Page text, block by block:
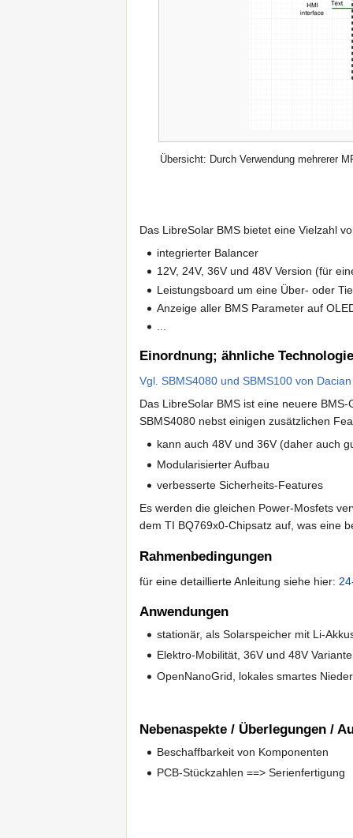
Übersicht: Durch Verwendung mehrerer
Das LibreSolar BMS bietet eine Vielzahl
integrierter Balancer
12V, 24V, 36V und 48V Version (für
Leistungsboard um eine Über- oder
Anzeige aller BMS Parameter auf
...
Einordnung; ähnliche
Vgl. SBMS4080 und SBMS100 von
Das LibreSolar BMS ist eine neuere
SBMS4080 nebst einigen zusätzlichen
kann auch 48V und 36V (daher auch
Modularisierter Aufbau
verbesserte Sicherheits-Features
Es werden die gleichen Power-Mosfets
dem TI BQ769x0-Chipsatz auf, was eine
Rahmenbedingungen
für eine detaillierte Anleitung siehe hier:
Anwendungen
stationär, als Solarspeicher mit Li-
Elektro-Mobilität, 36V und 48V Variante
OpenNanoGrid, lokales smartes
Nebenaspekte / Überlegungen /
Beschaffbarkeit von Komponenten
PCB-Stückzahlen ==> Serienfertigung